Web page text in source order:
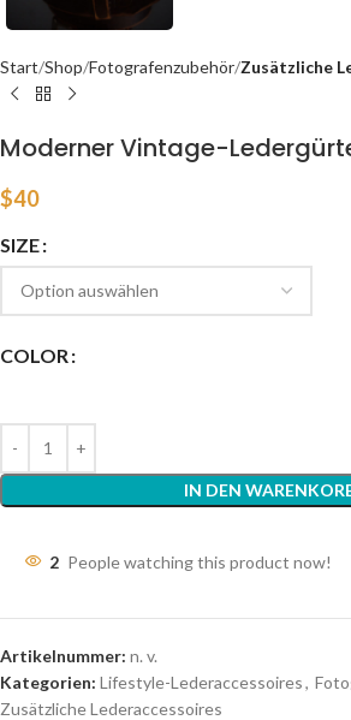
Start Shop Fotografenzubehör Zusätzliche
Moderner Vintage-
$40
SIZE
COLOR
IN DEN
2 People watching this product now!
Artikelnummer: n. v.
Kategorien: Lifestyle-Lederaccessoires,
Zusätzliche Lederaccessoires